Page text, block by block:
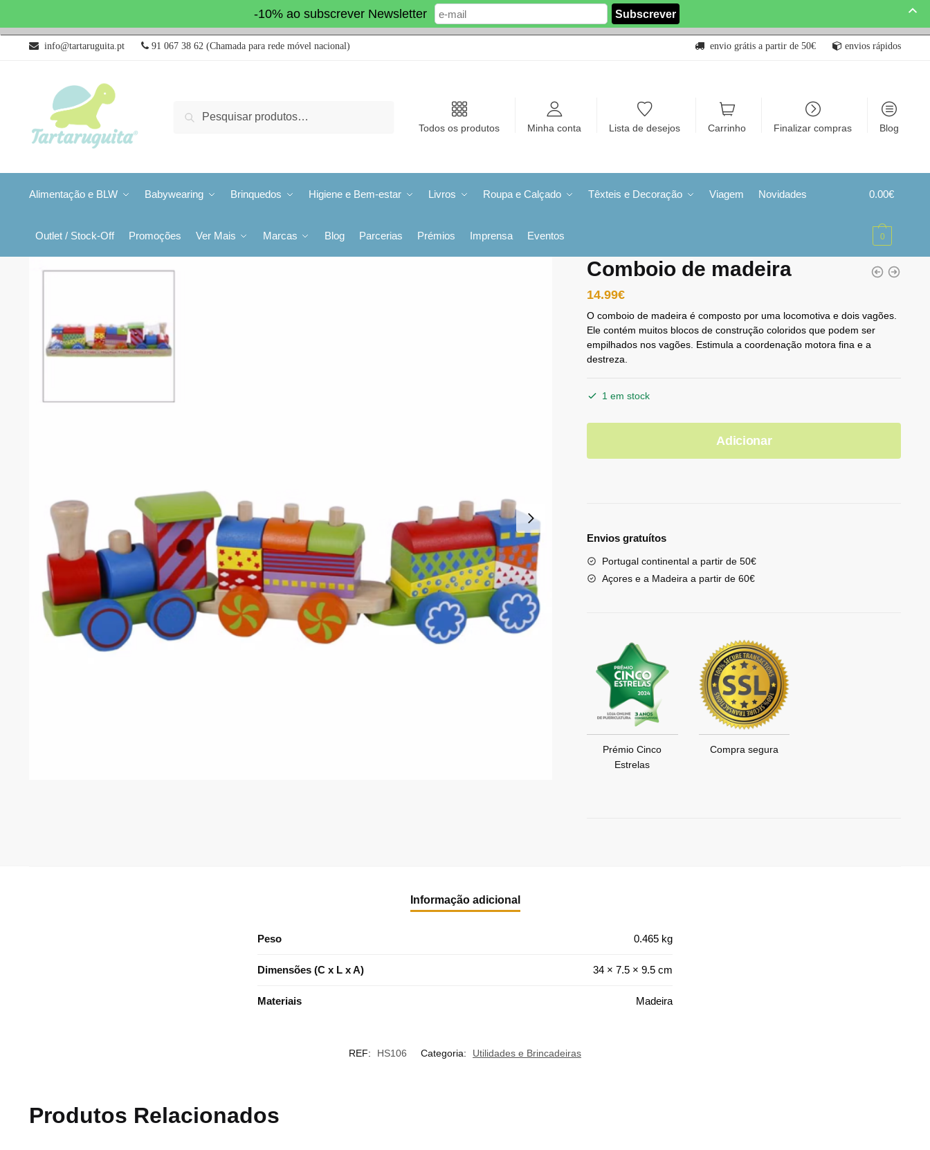
-10% ao subscrever Newsletter
info@tartaruguita.pt 91 067 38 62 (Chamada para rede móvel nacional) envio grátis a partir de 50€ envios rápidos
Pesquisa
Todos os produtos Minha conta Lista de desejos Carrinho Finalizar compras Blog
Alimentação e BLW Babywearing Brinquedos Higiene e Bem-estar Livros Roupa e Calçado Têxteis e Decoração Viagem Novidades
Outlet / Stock-Off Promoções Ver Mais Marcas Blog Parcerias Prémios Imprensa Eventos
0.00€
0
Comboio de madeira
14.99€
O comboio de madeira é composto por uma locomotiva e dois vagões.
Ele contém muitos blocos de construção coloridos que podem ser
empilhados nos vagões. Estimula a coordenação motora fina e a
destreza.
1 em stock
Adicionar
Envios gratuítos
Portugal continental a partir de 50€
Açores e a Madeira a partir de 60€
Prémio Cinco
Estrelas
Compra segura
Informação adicional
Peso 0.465 kg
Dimensões (C x L x A) 34 × 7.5 × 9.5 cm
Materiais Madeira
REF: HS106 Categoria: Utilidades e Brincadeiras
Produtos Relacionados